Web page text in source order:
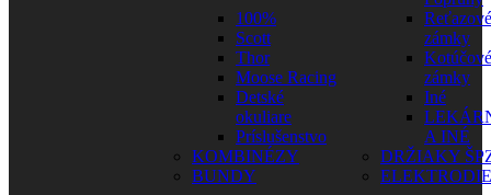
100%
Scott
Thor
Moose Racing
Detské
okuliare
Príslušenstvo
KOMBINÉZY
BUNDY
Reťazové
zámky
Kotúčové
zámky
Iné
A INÉ
DRŽIAKY